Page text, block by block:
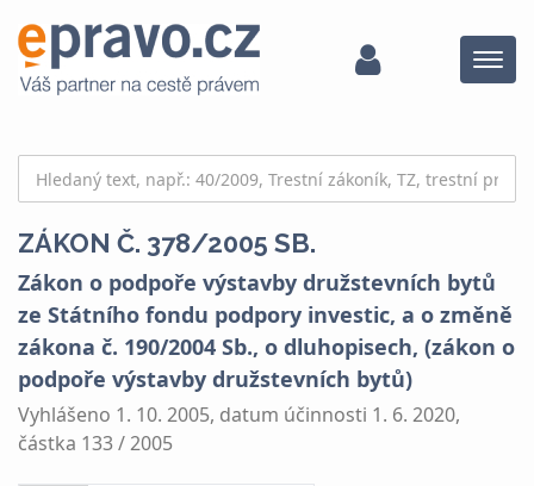
Menu
ZÁKON Č. 378/2005 SB.
Zákon o podpoře výstavby družstevních bytů
ze Státního fondu podpory investic, a o změně
zákona č. 190/2004 Sb., o dluhopisech, (zákon o
podpoře výstavby družstevních bytů)
Vyhlášeno 1. 10. 2005, datum účinnosti 1. 6. 2020,
částka 133 / 2005